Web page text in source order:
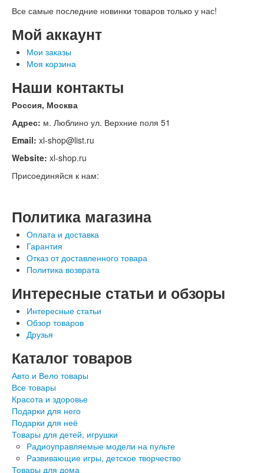
Все самые последние новинки товаров только у нас!
Мой аккаунт
Мои заказы
Моя корзина
Наши контакты
Россия, Москва
Адрес: м. Люблино ул. Верхние поля 51
Email: xl-shop@list.ru
Website: xl-shop.ru
Присоединяйся к нам:
Политика магазина
Оплата и доставка
Гарантия
Отказ от доставленного товара
Политика возврата
Интересные статьи и обзоры
Интересные статьи
Обзор товаров
Друзья
Каталог товаров
Авто и Вело товары
Все товары
Красота и здоровье
Подарки для него
Подарки для неё
Товары для детей, игрушки
Радиоуправляемые модели на пульте
Развивающие игры, детское творчество
Товары для дома